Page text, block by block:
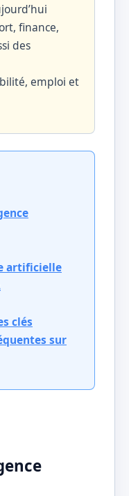
finance,
des
emploi et
artificielle
clés
sur